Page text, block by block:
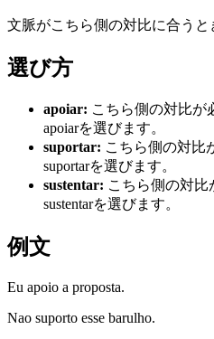
文脈がこちら側の対比に合うと
選び方
apoiar: こちら側の対比が
apoiarを選びます。
suportar: こちら側の対比
suportarを選びます。
sustentar: こちら側の対
sustentarを選びます。
例文
Eu apoio a proposta.
Nao suporto esse barulho.